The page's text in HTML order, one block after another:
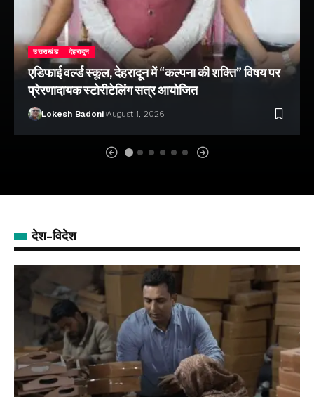
उत्तराखंड देहरादून
एडिफाई वर्ल्ड स्कूल, देहरादून में “कल्पना की शक्ति” विषय पर
प्रेरणादायक स्टोरीटेलिंग सत्र आयोजित
Lokesh Badoni August 1, 2026
देश-विदेश